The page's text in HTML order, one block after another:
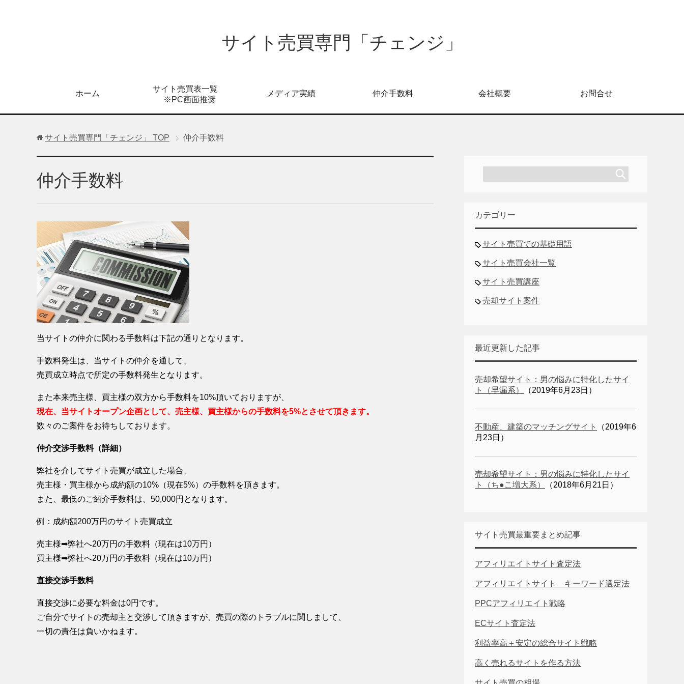
サイト売買専門「チェンジ」
ホーム
サイト売買表一覧
※PC画面推奨
メディア実績 仲介手数料 会社概要 お問合せ
サイト売買専門「チェンジ」 TOP 仲介手数料
仲介手数料
当サイトの仲介に関わる手数料は下記の通りとなります。
手数料発生は、当サイトの仲介を通して、
売買成立時点で所定の手数料発生となります。
また本来売主様、買主様の双方から手数料を10%頂いておりますが、
現在、当サイトオープン企画として、売主様、買主様からの手数料を5%とさせて頂きます。
数々のご案件をお待ちしております。
仲介交渉手数料（詳細）
弊社を介してサイト売買が成立した場合、
売主様・買主様から成約額の10%（現在5%）の手数料を頂きます。
また、最低のご紹介手数料は、50,000円となります。
例：成約額200万円のサイト売買成立
売主様➡弊社へ20万円の手数料（現在は10万円）
買主様➡弊社へ20万円の手数料（現在は10万円）
直接交渉手数料
直接交渉に必要な料金は0円です。
ご自分でサイトの売却主と交渉して頂きますが、売買の際のトラブルに関しまして、
一切の責任は負いかねます。
カテゴリー
サイト売買での基礎用語
サイト売買会社一覧
サイト売買講座
売却サイト案件
最近更新した記事
売却希望サイト：男の悩みに特化したサイ
ト（早漏系）
（2019年6月23日）
不動産、建築のマッチングサイト
（2019年6
月23日）
売却希望サイト：男の悩みに特化したサイ
ト（ち●こ増大系）
（2018年6月21日）
サイト売買最重要まとめ記事
アフィリエイトサイト査定法
アフィリエイトサイト キーワード選定法
PPCアフィリエイト戦略
ECサイト査定法
利益率高＋安定の総合サイト戦略
高く売れるサイトを作る方法